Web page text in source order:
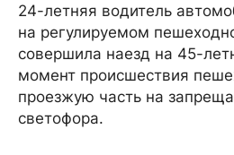
24-летняя водитель
на регулируемом
совершила наезд на 45-
момент происшествия
проезжую часть на
светофора.